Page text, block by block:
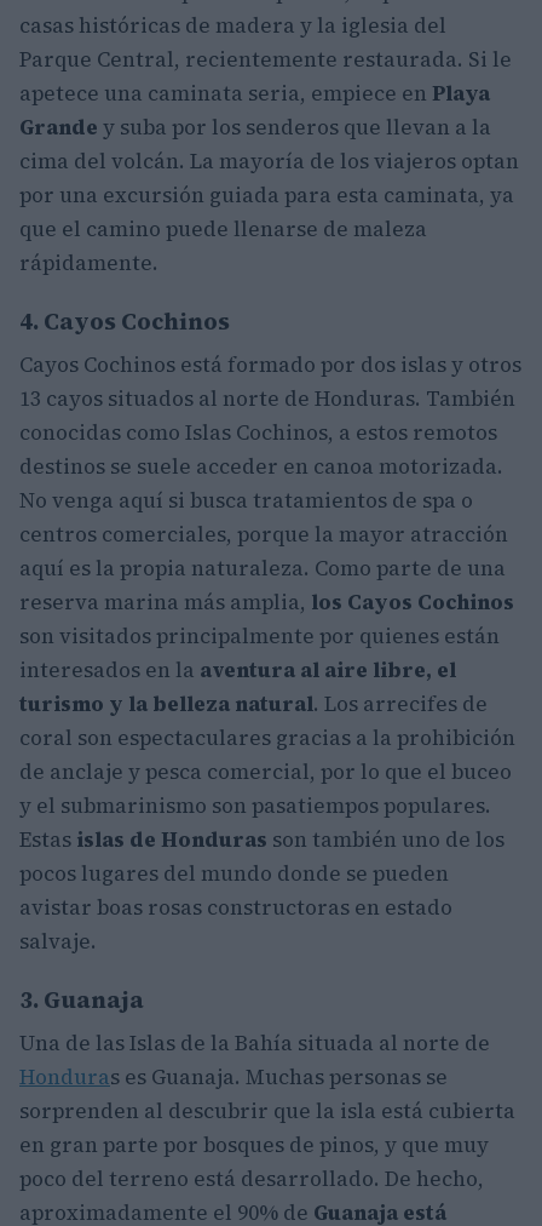
casas históricas de madera y la iglesia del
Parque Central, recientemente restaurada. Si le
apetece una caminata seria, empiece en Playa
Grande y suba por los senderos que llevan a la
cima del volcán. La mayoría de los viajeros optan
por una excursión guiada para esta caminata, ya
que el camino puede llenarse de maleza
rápidamente.
4. Cayos Cochinos
Cayos Cochinos está formado por dos islas y otros
13 cayos situados al norte de Honduras. También
conocidas como Islas Cochinos, a estos remotos
destinos se suele acceder en canoa motorizada.
No venga aquí si busca tratamientos de spa o
centros comerciales, porque la mayor atracción
aquí es la propia naturaleza. Como parte de una
reserva marina más amplia, los Cayos Cochinos
son visitados principalmente por quienes están
interesados en la aventura al aire libre, el
turismo y la belleza natural. Los arrecifes de
coral son espectaculares gracias a la prohibición
de anclaje y pesca comercial, por lo que el buceo
y el submarinismo son pasatiempos populares.
Estas islas de Honduras son también uno de los
pocos lugares del mundo donde se pueden
avistar boas rosas constructoras en estado
salvaje.
3. Guanaja
Una de las Islas de la Bahía situada al norte de
Honduras es Guanaja. Muchas personas se
sorprenden al descubrir que la isla está cubierta
en gran parte por bosques de pinos, y que muy
poco del terreno está desarrollado. De hecho,
aproximadamente el 90% de Guanaja está